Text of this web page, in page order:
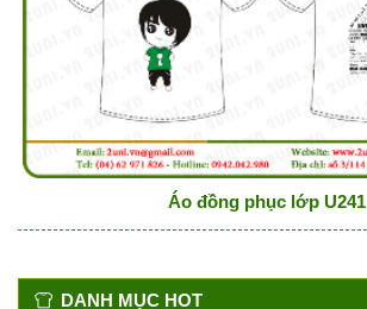
Áo đồng phục lớp U241
DANH MỤC HOT